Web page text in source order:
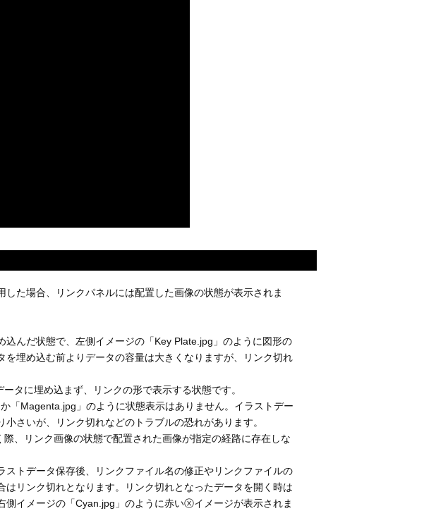
した場合、リンクパネルには配置した画像の状態が表示されま
込んだ状態で、左側イメージの「Key Plate.jpg」のように図形の
を埋め込む前よりデータの容量は大きくなりますが、リンク切れ
タに埋め込まず、リンクの形で表示する状態です。
「Magenta.jpg」のように状態表示はありません。イラストデー
さいが、リンク切れなどのトラブルの恐れがあります。
、リンク画像の状態で配置された画像が指定の経路に存在しな
ストデータ保存後、リンクファイル名の修正やリンクファイルの
はリンク切れとなります。リンク切れとなったデータを開く時は
側イメージの「Cyan.jpg」のように赤いⓧイメージが表示されま